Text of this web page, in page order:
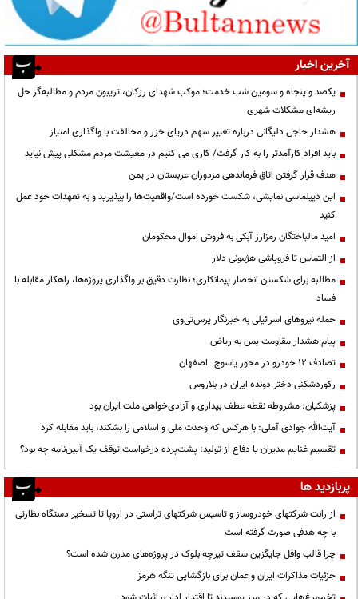
آخرین اخبار
یکصد و پنجاه و سومین شب خدمت؛ موکب شهدای رزکان، تریبون مردم و مطالبه‌گر حل
ریشه‌ای مشکلات شهری
هشدار حاجی دلیگانی درباره تغییر سهم دریای خزر و مخالفت با واگذاری امتیاز
باید افراد کارآمدتر را به کار گرفت/ کاری می کنیم در معیشت مردم مشکلی پیش نیاید
هدف قرار گرفتن اتاق‌ فرماندهی مزدوران عربستان در یمن
این دیپلماسی نمایشی، شکست خورده است/واقعیت‌ها را بپذیرید و به تعهدات خود عمل
کنید
امید مالباختگان رمزارز آبکی به فروش اموال محکومان
از التماس تا فروپاشی هژمونی دلار
مطالبه برای شکستن انحصار پیمانکاری؛ نظارت دقیق بر واگذاری پروژه‌ها، راهکار مقابله با
فساد
حمله نیروهای اسرائیلی به خبرنگار پرس‌تی‌وی
پیام هشدار مقاومت یمن به ریاض
تصادف ۱۲ خودرو در محور یاسوج ـ اصفهان
رکوردشکنی دختر دونده ایران در بلاروس
پزشکیان: مشروطه نقطه عطف بیداری و آزادی‌خواهی ملت ایران بود
آیت‌الله جوادی آملی: با هرکس که وحدت ملی و اسلامی را بشکند، باید مقابله کرد
تقسیم غنایم مدیران یا دفاع از تولید؛ پشت‌پرده درخواست توقف یک آیین‌نامه چه بود؟
پربازدید ها
از رانت‌ شرکتهای خودروساز و تاسیس شرکتهای تراستی در اروپا تا تسخیر دستگاه نظارتی
با چه هدفی صورت گرفته است
چرا قالب وافل جایگزین سقف تیرچه بلوک در پروژه‌های مدرن شده است؟
جزئیات مذاکرات ایران و عمان برای بازگشایی تنگه هرمز